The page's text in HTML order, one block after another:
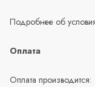
Подробнее об
Оплата
Оплата производится: